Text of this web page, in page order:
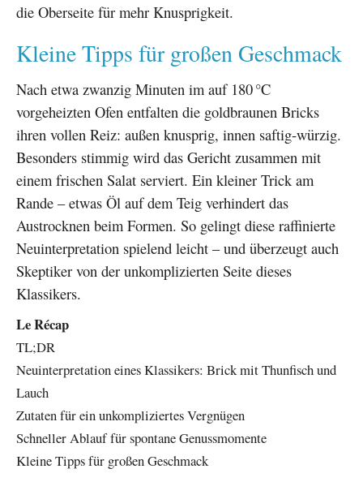
die Oberseite für mehr Knusprigkeit.
Kleine Tipps für großen Geschmack
Nach etwa zwanzig Minuten im auf 180 °C
vorgeheizten Ofen entfalten die goldbraunen Bricks
ihren vollen Reiz: außen knusprig, innen saftig-würzig.
Besonders stimmig wird das Gericht zusammen mit
einem frischen Salat serviert. Ein kleiner Trick am
Rande – etwas Öl auf dem Teig verhindert das
Austrocknen beim Formen. So gelingt diese raffinierte
Neuinterpretation spielend leicht – und überzeugt auch
Skeptiker von der unkomplizierten Seite dieses
Klassikers.
Le Récap
TL;DR
Neuinterpretation eines Klassikers: Brick mit Thunfisch und
Lauch
Zutaten für ein unkompliziertes Vergnügen
Schneller Ablauf für spontane Genussmomente
Kleine Tipps für großen Geschmack